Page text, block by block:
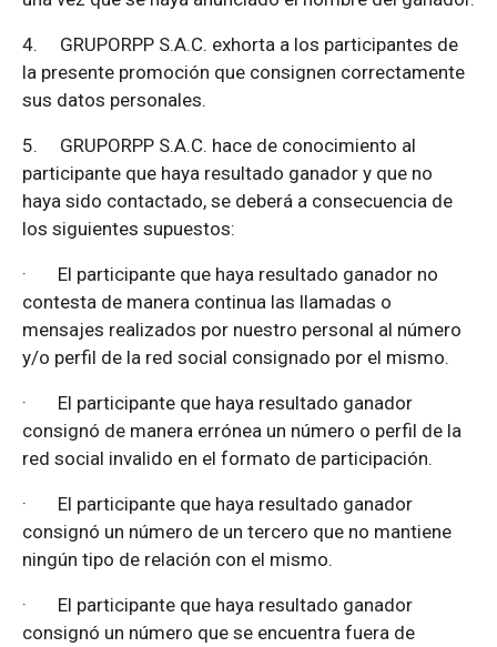
4. GRUPORPP S.A.C. exhorta a los participantes de
la presente promoción que consignen correctamente
sus datos personales.
5. GRUPORPP S.A.C. hace de conocimiento al
participante que haya resultado ganador y que no
haya sido contactado, se deberá a consecuencia de
los siguientes supuestos:
· El participante que haya resultado ganador no
contesta de manera continua las llamadas o
mensajes realizados por nuestro personal al número
y/o perfil de la red social consignado por el mismo.
· El participante que haya resultado ganador
consignó de manera errónea un número o perfil de la
red social invalido en el formato de participación.
· El participante que haya resultado ganador
consignó un número de un tercero que no mantiene
ningún tipo de relación con el mismo.
· El participante que haya resultado ganador
consignó un número que se encuentra fuera de